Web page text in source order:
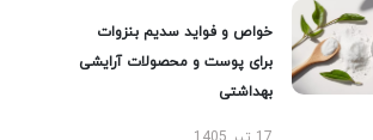
خواص و فواید سدیم بنزوات
برای پوست و محصولات آرایشی
بهداشتی